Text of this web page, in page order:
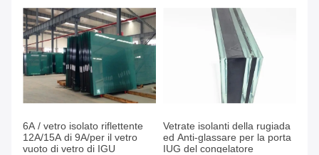
6A / vetro isolato riflettente
12A/15A di 9A/per il vetro
vuoto di vetro di IGU
Vetrate isolanti della rugiada
ed Anti-glassare per la porta
IUG del congelatore